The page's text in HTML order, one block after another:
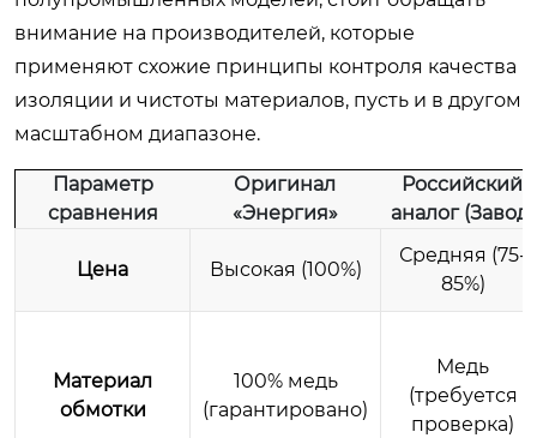
внимание на производителей, которые
применяют схожие принципы контроля качества
изоляции и чистоты материалов, пусть и в другом
масштабном диапазоне.
Параметр
сравнения
Оригинал
«Энергия»
Российский
аналог (Завод)
Цена Высокая (100%)
Средняя (75-
85%)
Материал
обмотки
100% медь
(гарантировано)
Медь
(требуется
проверка)